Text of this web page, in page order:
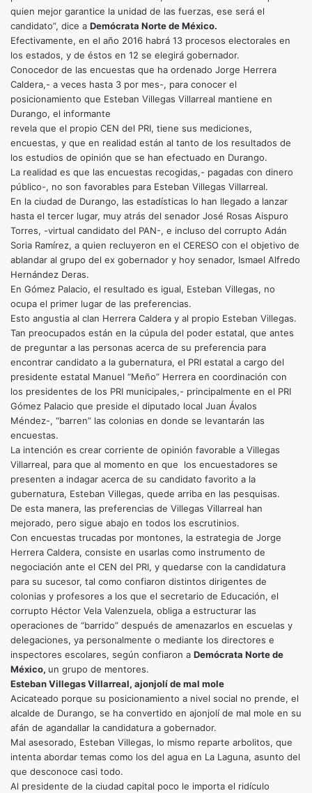
quien mejor garantice la unidad de las fuerzas, ese será el
candidato”, dice a Demócrata Norte de México.
Efectivamente, en el año 2016 habrá 13 procesos electorales en
los estados, y de éstos en 12 se elegirá gobernador.
Conocedor de las encuestas que ha ordenado Jorge Herrera
Caldera,- a veces hasta 3 por mes-, para conocer el
posicionamiento que Esteban Villegas Villarreal mantiene en
Durango, el informante
revela que el propio CEN del PRI, tiene sus mediciones,
encuestas, y que en realidad están al tanto de los resultados de
los estudios de opinión que se han efectuado en Durango.
La realidad es que las encuestas recogidas,- pagadas con dinero
público-, no son favorables para Esteban Villegas Villarreal.
En la ciudad de Durango, las estadísticas lo han llegado a lanzar
hasta el tercer lugar, muy atrás del senador José Rosas Aispuro
Torres, -virtual candidato del PAN-, e incluso del corrupto Adán
Soria Ramírez, a quien recluyeron en el CERESO con el objetivo de
ablandar al grupo del ex gobernador y hoy senador, Ismael Alfredo
Hernández Deras.
En Gómez Palacio, el resultado es igual, Esteban Villegas, no
ocupa el primer lugar de las preferencias.
Esto angustia al clan Herrera Caldera y al propio Esteban Villegas.
Tan preocupados están en la cúpula del poder estatal, que antes
de preguntar a las personas acerca de su preferencia para
encontrar candidato a la gubernatura, el PRI estatal a cargo del
presidente estatal Manuel “Meño” Herrera en coordinación con
los presidentes de los PRI municipales,- principalmente en el PRI
Gómez Palacio que preside el diputado local Juan Ávalos
Méndez-, “barren” las colonias en donde se levantarán las
encuestas.
La intención es crear corriente de opinión favorable a Villegas
Villarreal, para que al momento en que los encuestadores se
presenten a indagar acerca de su candidato favorito a la
gubernatura, Esteban Villegas, quede arriba en las pesquisas.
De esta manera, las preferencias de Villegas Villarreal han
mejorado, pero sigue abajo en todos los escrutinios.
Con encuestas trucadas por montones, la estrategia de Jorge
Herrera Caldera, consiste en usarlas como instrumento de
negociación ante el CEN del PRI, y quedarse con la candidatura
para su sucesor, tal como confiaron distintos dirigentes de
colonias y profesores a los que el secretario de Educación, el
corrupto Héctor Vela Valenzuela, obliga a estructurar las
operaciones de “barrido” después de amenazarlos en escuelas y
delegaciones, ya personalmente o mediante los directores e
inspectores escolares, según confiaron a Demócrata Norte de
México, un grupo de mentores.
Esteban Villegas Villarreal, ajonjolí de mal mole
Acicateado porque su posicionamiento a nivel social no prende, el
alcalde de Durango, se ha convertido en ajonjolí de mal mole en su
afán de agandallar la candidatura a gobernador.
Mal asesorado, Esteban Villegas, lo mismo reparte arbolitos, que
intenta abordar temas como los del agua en La Laguna, asunto del
que desconoce casi todo.
Al presidente de la ciudad capital poco le importa el ridículo